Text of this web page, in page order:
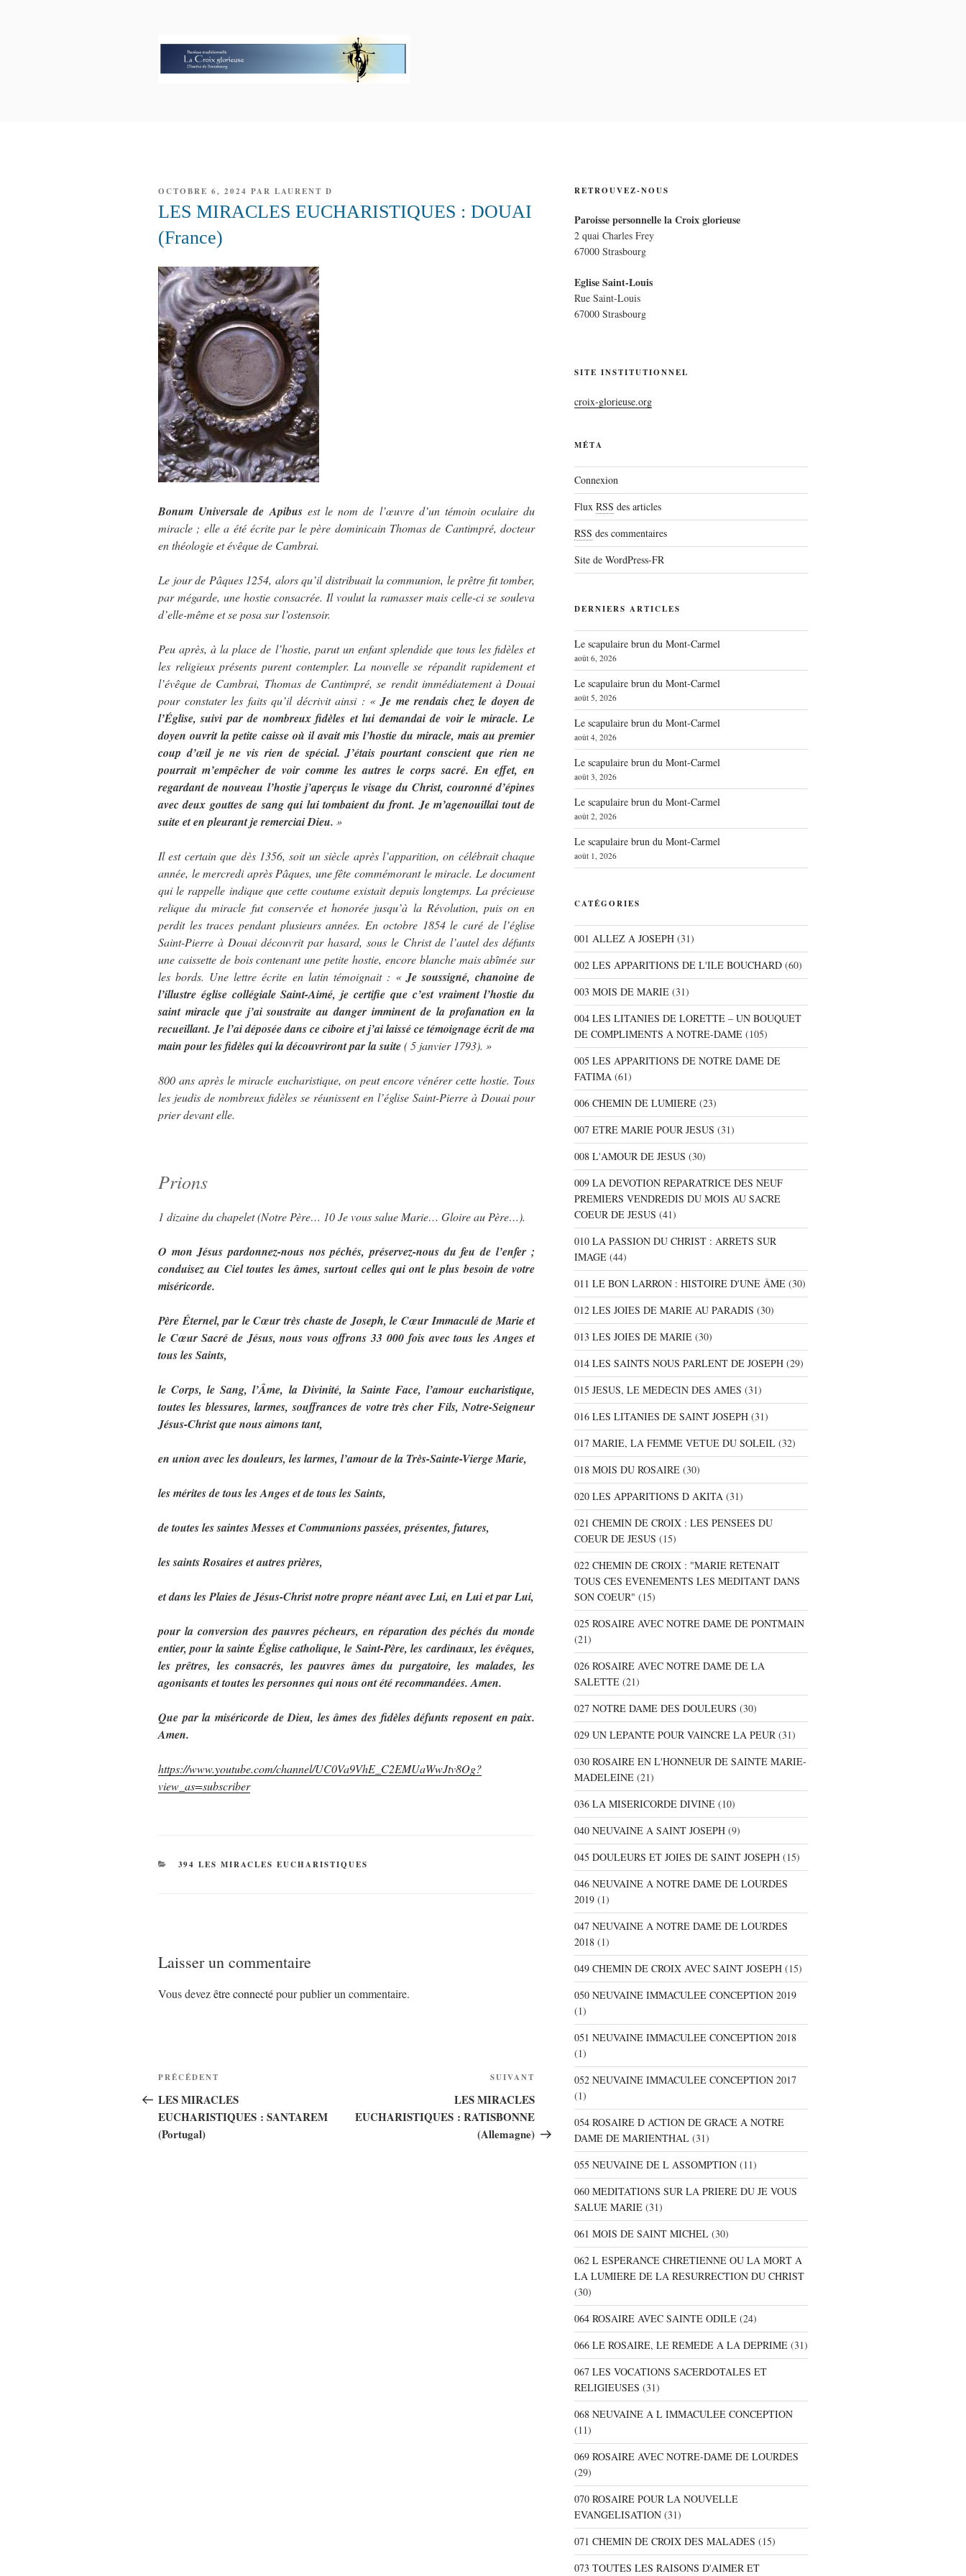
PUBLIÉ
OCTOBRE 6, 2024 PAR LAURENT D
LES MIRACLES EUCHARISTIQUES : DOUAI
(France)
Bonum Universale de Apibusest le nom de l’œuvre d’un témoin oculaire du
miracle ; elle a été écrite par le père dominicain Thomas de Cantimpré, docteur
en théologie et évêque de Cambrai.
Le jour de Pâques 1254, alors qu’il distribuait la communion, le prêtre fit tomber,
par mégarde, une hostie consacrée. Il voulut la ramasser mais celle-ci se souleva
d’elle-même et se posa sur l’ostensoir.
Peu après, à la place de l’hostie, parut un enfant splendide que tous les fidèles et
les religieux présents purent contempler. La nouvelle se répandit rapidement et
l’évêque de Cambrai, Thomas de Cantimpré, se rendit immédiatement à Douai
pour constater les faits qu’il décrivit ainsi : « Je me rendais chez le doyen de
l’Église, suivi par de nombreux fidèles et lui demandai de voir le miracle. Le
doyen ouvrit la petite caisse où il avait mis l’hostie du miracle, mais au premier
coup d’œil je ne vis rien de spécial. J’étais pourtant conscient que rien ne
pourrait m’empêcher de voir comme les autres le corps sacré. En effet, en
regardant de nouveau l’hostie j’aperçus le visage du Christ, couronné d’épines
avec deux gouttes de sang qui lui tombaient du front. Je m’agenouillai tout de
suite et en pleurant je remerciai Dieu. »
Il est certain que dès 1356, soit un siècle après l’apparition, on célébrait chaque
année, le mercredi après Pâques, une fête commémorant le miracle. Le document
qui le rappelle indique que cette coutume existait depuis longtemps. La précieuse
relique du miracle fut conservée et honorée jusqu’à la Révolution, puis on en
perdit les traces pendant plusieurs années. En octobre 1854 le curé de l’église
Saint-Pierre à Douai découvrit par hasard, sous le Christ de l’autel des défunts
une caissette de bois contenant une petite hostie, encore blanche mais abîmée sur
les bords. Une lettre écrite en latin témoignait : « Je soussigné, chanoine de
l’illustre église collégiale Saint-Aimé, je certifie que c’est vraiment l’hostie du
saint miracle que j’ai soustraite au danger imminent de la profanation en la
recueillant. Je l’ai déposée dans ce ciboire et j’ai laissé ce témoignage écrit de ma
main pour les fidèles qui la découvriront par la suite( 5 janvier 1793). »
800 ans après le miracle eucharistique, on peut encore vénérer cette hostie. Tous
les jeudis de nombreux fidèles se réunissent en l’église Saint-Pierre à Douai pour
prier devant elle.
Prions
1 dizaine du chapelet (Notre Père… 10 Je vous salue Marie… Gloire au Père…).
O mon Jésus pardonnez-nous nos péchés, préservez-nous du feu de l’enfer ;
conduisez au Ciel toutes les âmes, surtout celles qui ont le plus besoin de votre
miséricorde.
Père Éternel, par le Cœur très chaste de Joseph, le Cœur Immaculé de Marie et
le Cœur Sacré de Jésus, nous vous offrons 33 000 fois avec tous les Anges et
tous les Saints,
le Corps, le Sang, l’Âme, la Divinité, la Sainte Face, l’amour eucharistique,
toutes les blessures, larmes, souffrances de votre très cher Fils, Notre-Seigneur
Jésus-Christ que nous aimons tant,
en union avec les douleurs, les larmes, l’amour de la Très-Sainte-Vierge Marie,
les mérites de tous les Anges et de tous les Saints,
de toutes les saintes Messes et Communions passées, présentes, futures,
les saints Rosaires et autres prières,
et dans les Plaies de Jésus-Christ notre propre néant avec Lui, en Lui et par Lui,
pour la conversion des pauvres pécheurs, en réparation des péchés du monde
entier, pour la sainte Église catholique, le Saint-Père, les cardinaux, les évêques,
les prêtres, les consacrés, les pauvres âmes du purgatoire, les malades, les
agonisants et toutes les personnes qui nous ont été recommandées. Amen.
Que par la miséricorde de Dieu, les âmes des fidèles défunts reposent en paix.
Amen.
https://www.youtube.com/channel/UC0Va9VhE_C2EMUaWwJtv8Og?
view_as=subscriber
CATÉGORIES
394 LES MIRACLES EUCHARISTIQUES
Laisser un commentaire
Vous devezêtre connectépour publier un commentaire.
Navigation
de
l’article
Article
précédent
PRÉCÉDENT
LES MIRACLES
EUCHARISTIQUES : SANTAREM
(Portugal)
SUIVANT
LES MIRACLES
EUCHARISTIQUES : RATISBONNE
(Allemagne)
RETROUVEZ-NOUS
Paroisse personnelle la Croix glorieuse
2 quai Charles Frey
67000 Strasbourg
Eglise Saint-Louis
Rue Saint-Louis
67000 Strasbourg
SITE INSTITUTIONNEL
croix-glorieuse.org
MÉTA
Connexion
Flux RSS des articles
RSS des commentaires
Site de WordPress-FR
DERNIERS ARTICLES
Le scapulaire brun du Mont-Carmel
août 6, 2026
Le scapulaire brun du Mont-Carmel
août 5, 2026
Le scapulaire brun du Mont-Carmel
août 4, 2026
Le scapulaire brun du Mont-Carmel
août 3, 2026
Le scapulaire brun du Mont-Carmel
août 2, 2026
Le scapulaire brun du Mont-Carmel
août 1, 2026
CATÉGORIES
001 ALLEZ A JOSEPH(31)
002 LES APPARITIONS DE L'ILE BOUCHARD(60)
003 MOIS DE MARIE(31)
004 LES LITANIES DE LORETTE – UN BOUQUET
DE COMPLIMENTS A NOTRE-DAME(105)
005 LES APPARITIONS DE NOTRE DAME DE
FATIMA(61)
006 CHEMIN DE LUMIERE(23)
007 ETRE MARIE POUR JESUS (31)
008 L'AMOUR DE JESUS (30)
009 LA DEVOTION REPARATRICE DES NEUF
PREMIERS VENDREDIS DU MOIS AU SACRE
COEUR DE JESUS (41)
010 LA PASSION DU CHRIST : ARRETS SUR
IMAGE(44)
011 LE BON LARRON : HISTOIRE D'UNE ÂME(30)
012 LES JOIES DE MARIE AU PARADIS (30)
013 LES JOIES DE MARIE(30)
014 LES SAINTS NOUS PARLENT DE JOSEPH(29)
015 JESUS, LE MEDECIN DES AMES (31)
016 LES LITANIES DE SAINT JOSEPH(31)
017 MARIE, LA FEMME VETUE DU SOLEIL(32)
018 MOIS DU ROSAIRE(30)
020 LES APPARITIONS D AKITA(31)
021 CHEMIN DE CROIX : LES PENSEES DU
COEUR DE JESUS (15)
022 CHEMIN DE CROIX : "MARIE RETENAIT
TOUS CES EVENEMENTS LES MEDITANT DANS
SON COEUR" (15)
025 ROSAIRE AVEC NOTRE DAME DE PONTMAIN
(21)
026 ROSAIRE AVEC NOTRE DAME DE LA
SALETTE(21)
027 NOTRE DAME DES DOULEURS (30)
029 UN LEPANTE POUR VAINCRE LA PEUR(31)
030 ROSAIRE EN L'HONNEUR DE SAINTE MARIE-
MADELEINE(21)
036 LA MISERICORDE DIVINE(10)
040 NEUVAINE A SAINT JOSEPH(9)
045 DOULEURS ET JOIES DE SAINT JOSEPH(15)
046 NEUVAINE A NOTRE DAME DE LOURDES
2019(1)
047 NEUVAINE A NOTRE DAME DE LOURDES
2018(1)
049 CHEMIN DE CROIX AVEC SAINT JOSEPH(15)
050 NEUVAINE IMMACULEE CONCEPTION 2019
(1)
051 NEUVAINE IMMACULEE CONCEPTION 2018
(1)
052 NEUVAINE IMMACULEE CONCEPTION 2017
(1)
054 ROSAIRE D ACTION DE GRACE A NOTRE
DAME DE MARIENTHAL(31)
055 NEUVAINE DE L ASSOMPTION(11)
060 MEDITATIONS SUR LA PRIERE DU JE VOUS
SALUE MARIE(31)
061 MOIS DE SAINT MICHEL(30)
062 L ESPERANCE CHRETIENNE OU LA MORT A
LA LUMIERE DE LA RESURRECTION DU CHRIST
(30)
064 ROSAIRE AVEC SAINTE ODILE(24)
066 LE ROSAIRE, LE REMEDE A LA DEPRIME(31)
067 LES VOCATIONS SACERDOTALES ET
RELIGIEUSES (31)
068 NEUVAINE A L IMMACULEE CONCEPTION
(11)
069 ROSAIRE AVEC NOTRE-DAME DE LOURDES
(29)
070 ROSAIRE POUR LA NOUVELLE
EVANGELISATION(31)
071 CHEMIN DE CROIX DES MALADES (15)
073 TOUTES LES RAISONS D'AIMER ET